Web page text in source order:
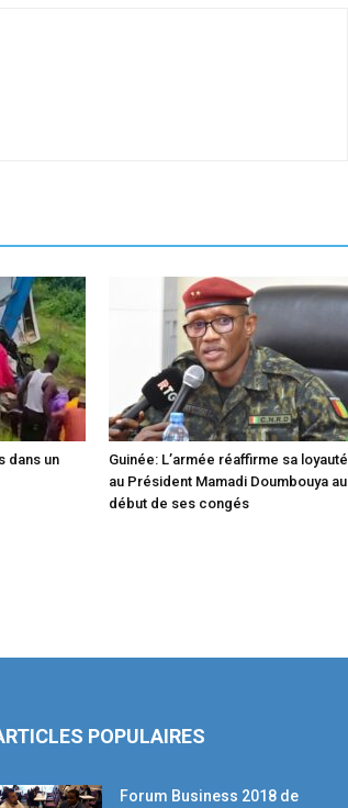
dans un
Guinée: L’armée réaffirme sa loyauté
au Président Mamadi Doumbouya au
début de ses congés
POPULAIRES
Forum Business 2018 de